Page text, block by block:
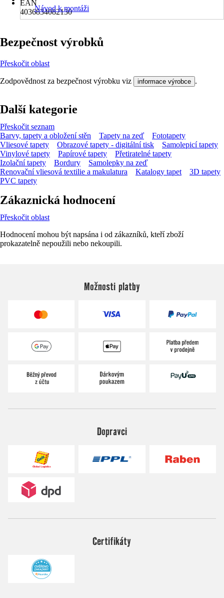
EAN
4036834082130
Návod k montáži
Bezpečnost výrobků
Přeskočit oblast
Zodpovědnost za bezpečnost výrobku viz informace výrobce .
Další kategorie
Přeskočit seznam
Barvy, tapety a obložení stěn
Tapety na zeď
Fototapety
Vliesové tapety
Obrazové tapety - digitální tisk
Samolepicí tapety
Vinylové tapety
Papírové tapety
Přetiratelné tapety
Izolační tapety
Bordury
Samolepky na zeď
Renovační vliesová textilie a makulatura
Katalogy tapet
3D tapety
PVC tapety
Zákaznická hodnocení
Přeskočit oblast
Hodnocení mohou být napsána i od zákazníků, kteří zboží
prokazatelně nepoužili nebo nekoupili.
Možnosti platby
Dopravci
Certifikáty